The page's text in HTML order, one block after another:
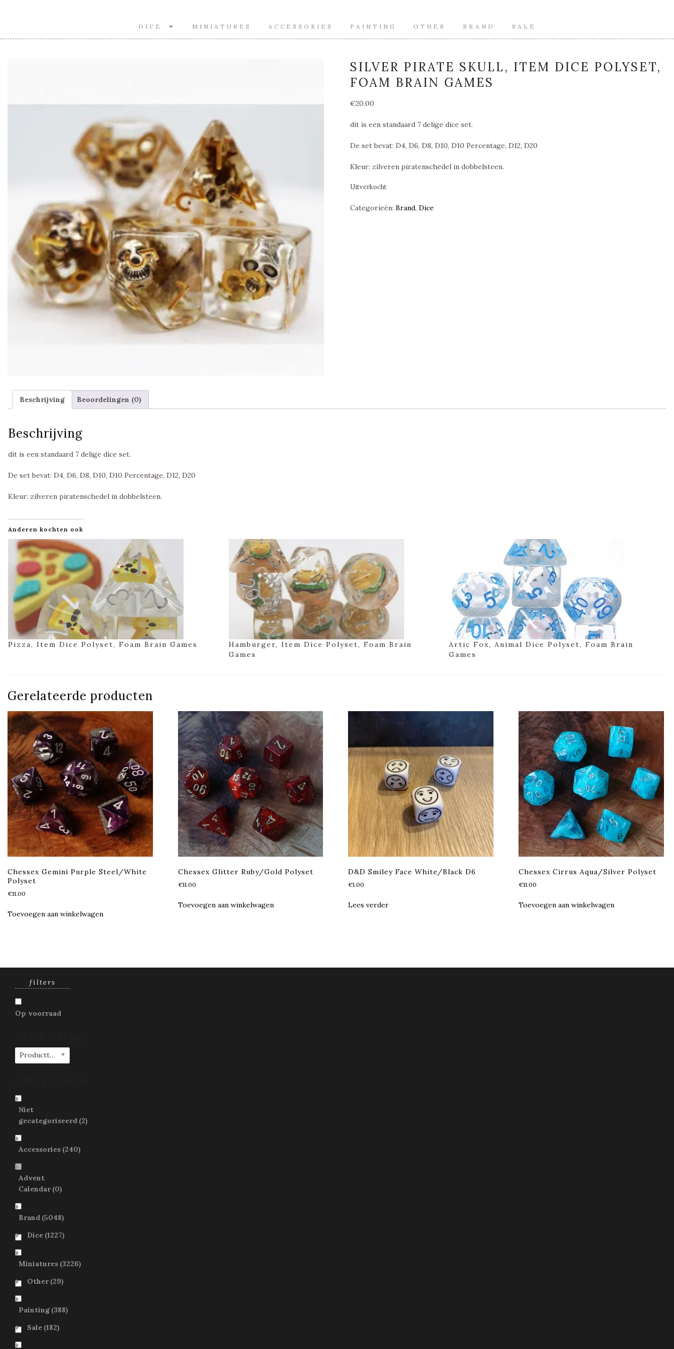
DICE MINIATURES ACCESSORIES PAINTING OTHER BRAND SALE
SILVER PIRATE SKULL, ITEM DICE POLYSET,
FOAM BRAIN GAMES
€20.00
dit is een standaard 7 delige dice set.
De set bevat: D4, D6, D8, D10, D10 Percentage, D12, D20
Kleur: zilveren piratenschedel in dobbelsteen.
Uitverkocht
Categorieën:Brand,Dice
Beschrijving Beoordelingen (0)
Beschrijving
dit is een standaard 7 delige dice set.
De set bevat: D4, D6, D8, D10, D10 Percentage, D12, D20
Kleur: zilveren piratenschedel in dobbelsteen.
Anderen kochten ook
Pizza, Item Dice Polyset, Foam Brain Games
Hamburger, Item Dice Polyset, Foam Brain
Games
Artic Fox, Animal Dice Polyset, Foam Brain
Games
Gerelateerde producten
Chessex Gemini Purple Steel/White
Polyset
€11.00
Toevoegen aan winkelwagen
Chessex Glitter Ruby/Gold Polyset
€11.00
Toevoegen aan winkelwagen
D&D Smiley Face White/Black D6
€1.00
Lees verder
Chessex Cirrus Aqua/Silver Polyset
€11.00
Toevoegen aan winkelwagen
filters
Op voorraad
Producttags
Niet
gecategoriseerd (2)
Accessories (240)
Advent
Calendar (0)
Brand (5048)
Dice (1227)
Miniatures (3226)
Other (29)
Painting (388)
Sale (182)